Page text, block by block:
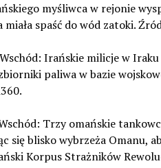
myśliwca w rejonie
miała spaść do wód zatoki.
Irańskie milicje w
paliwa w bazie
Trzy omańskie
się blisko wybrzeża Omanu,
Korpus Strażników